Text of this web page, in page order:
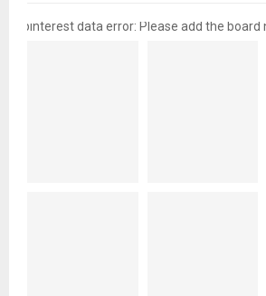
pinterest data error: Please add the board